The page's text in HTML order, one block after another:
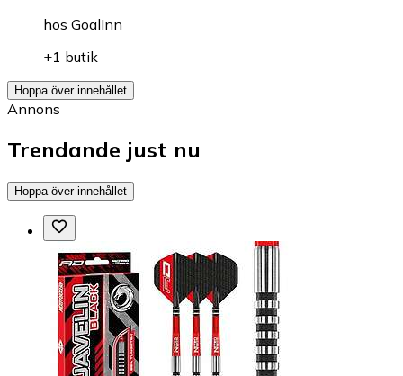
hos GoalInn
+1 butik
Hoppa över innehållet
Annons
Trendande just nu
Hoppa över innehållet